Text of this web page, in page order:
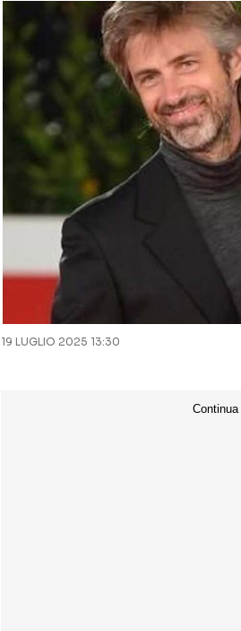
19 LUGLIO 2025 13:30